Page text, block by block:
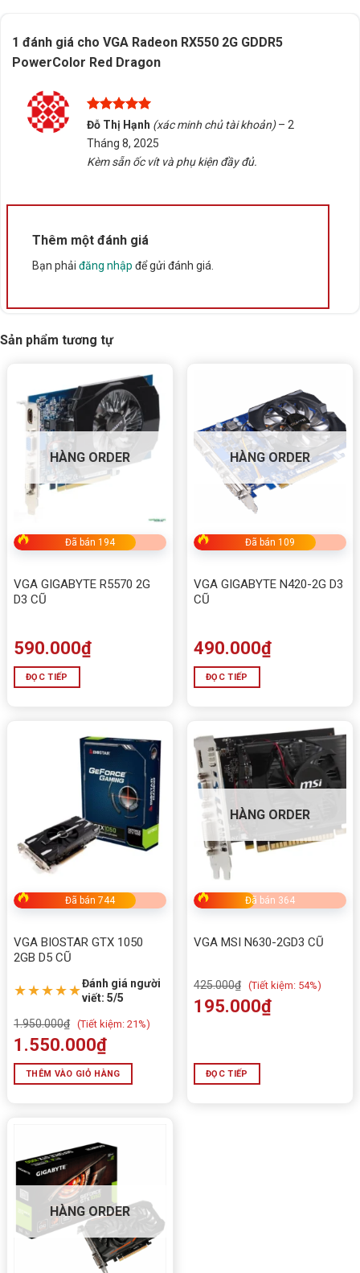
1 đánh giá cho VGA Radeon RX550 2G GDDR5
PowerColor Red Dragon
Được xếp
hạng5
5
sao
Đỗ Thị Hạnh (xác minh chủ tài khoản) – 2
Tháng 8, 2025
Kèm sẵn ốc vít và phụ kiện đầy đủ.
Thêm một đánh giá
Bạn phải đăng nhập để gửi đánh giá.
Sản phẩm tương tự
HÀNG ORDER
Đã bán 194
VGA GIGABYTE R5570 2G
D3 CŨ
590.000₫
ĐỌC TIẾP
HÀNG ORDER
Đã bán 109
VGA GIGABYTE N420-2G D3
CŨ
490.000₫
ĐỌC TIẾP
Đã bán 744
VGA BIOSTAR GTX 1050
2GB D5 CŨ
★★★★★Đánh giá người
viết: 5/5
1.950.000₫ (Tiết kiệm: 21%)
1.550.000₫
THÊM VÀO GIỎ HÀNG
HÀNG ORDER
Đã bán 364
VGA MSI N630-2GD3 CŨ
425.000₫ (Tiết kiệm: 54%)
195.000₫
ĐỌC TIẾP
HÀNG ORDER